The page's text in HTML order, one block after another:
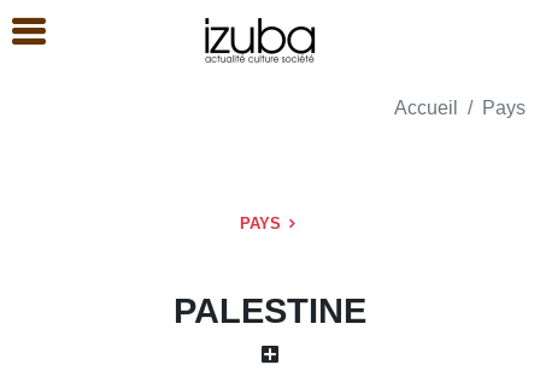
Accueil Pays
PAYS
PALESTINE